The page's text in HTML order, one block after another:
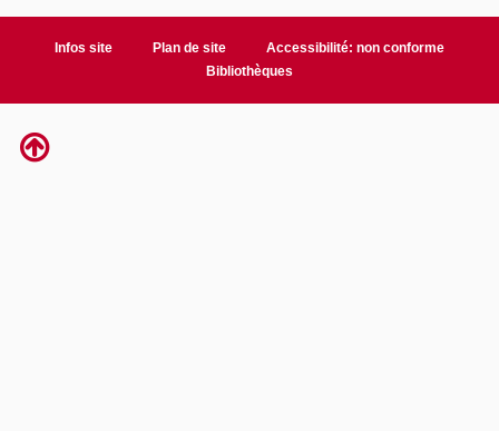
Infos site Plan de site
Accessibilité: non conforme
Bibliothèques